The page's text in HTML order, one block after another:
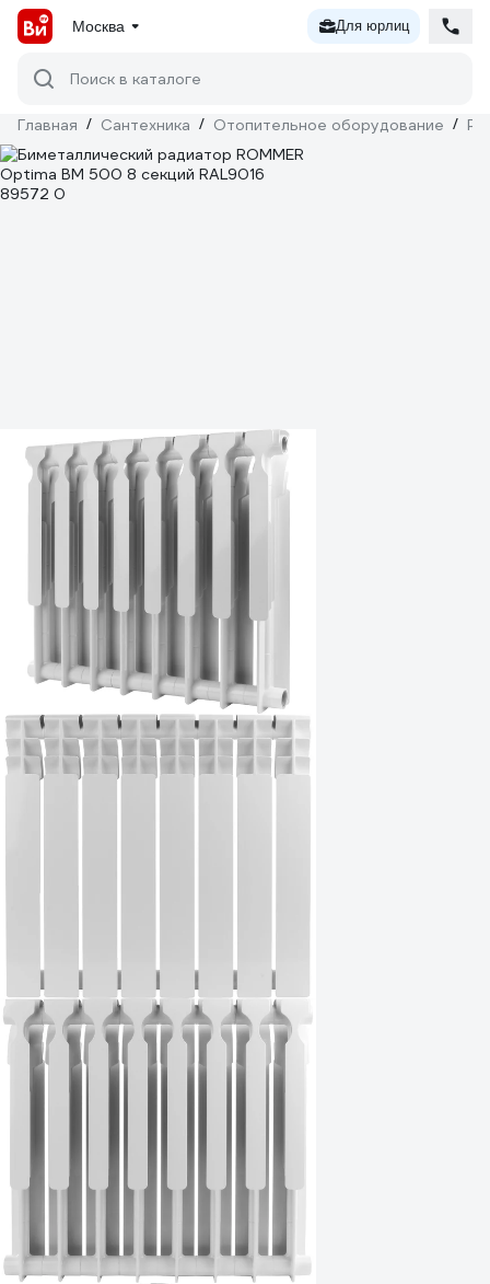
Москва Для юрлиц
Поиск в каталоге
Главная / Сантехника / Отопительное оборудование /